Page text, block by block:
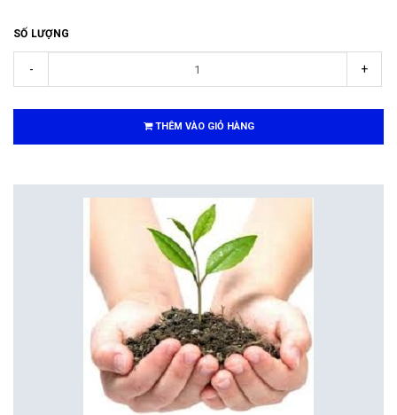
SỐ LƯỢNG
- +
THÊM VÀO GIỎ HÀNG